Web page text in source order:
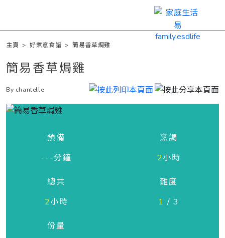
主頁 >好煮意食譜 >簡易香草焗雞
簡易香草焗雞
By chantelle
預備
---分鐘
烹調
2小時
總共
2小時
難度
1 / 3
份量